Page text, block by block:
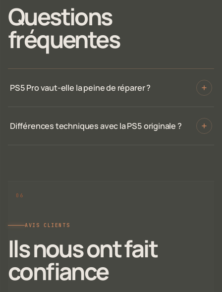
Questions
fréquentes
PS5 Pro vaut-elle la peine de réparer ?
Différences techniques avec la PS5 originale ?
AVIS CLIENTS
Ils nous ont fait
confiance